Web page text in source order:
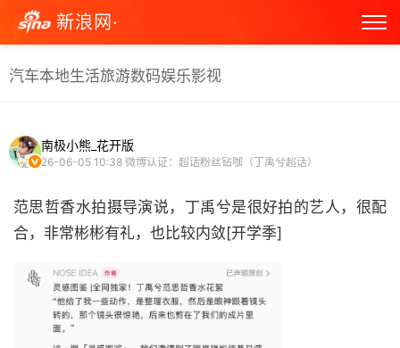
新浪网·
汽车本地生活旅游数码娱乐影视
南极小熊_花开版
26-06-05 10:38 微博认证：超话粉丝钻咖（丁禹兮超话）
范思哲香水拍摄导演说，丁禹兮是很好拍的艺人，很配
合，非常彬彬有礼，也比较内敛[开学季] ​